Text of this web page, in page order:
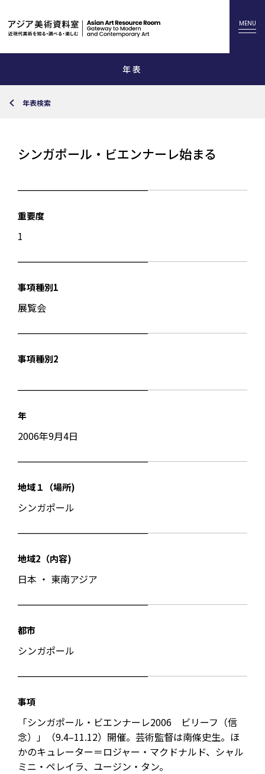
年表
年表検索
シンガポール・ビエンナーレ始まる
重要度
1
事項種別1
展覧会
事項種別2
年
2006年9月4日
地域１（場所)
シンガポール
地域2（内容)
日本 ・ 東南アジア
都市
シンガポール
事項
「シンガポール・ビエンナーレ2006 ビリーフ（信
念）」（9.4–11.12）開催。芸術監督は南條史生。ほ
かのキュレーター＝ロジャー・マクドナルド、シャル
ミニ・ペレイラ、ユージン・タン。